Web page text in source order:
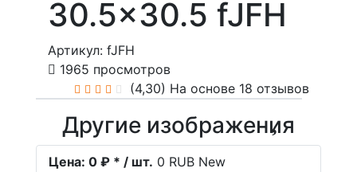
30.5x30.5 fJFH
Артикул: fJFH
1965 просмотров
(4,30) На основе 18 отзывов
Другие изображения
Цена: 0 ₽ * / шт. 0 RUB New